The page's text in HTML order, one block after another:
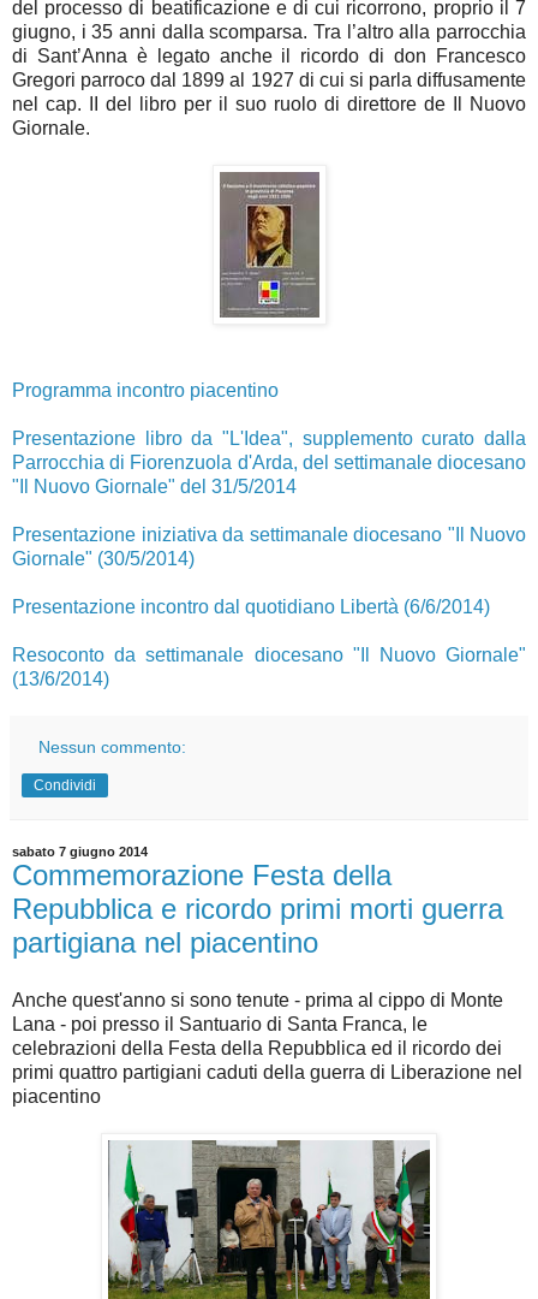
del processo di beatificazione e di cui ricorrono, proprio il 7
giugno, i 35 anni dalla scomparsa. Tra l’altro alla parrocchia
di Sant’Anna è legato anche il ricordo di don Francesco
Gregori parroco dal 1899 al 1927 di cui si parla diffusamente
nel cap. II del libro per il suo ruolo di direttore de Il Nuovo
Giornale.
Programma incontro piacentino
Presentazione libro da "L'Idea", supplemento curato dalla
Parrocchia di Fiorenzuola d'Arda, del settimanale diocesano
"Il Nuovo Giornale" del 31/5/2014
Presentazione iniziativa da settimanale diocesano "Il Nuovo
Giornale" (30/5/2014)
Presentazione incontro dal quotidiano Libertà (6/6/2014)
Resoconto da settimanale diocesano "Il Nuovo Giornale"
(13/6/2014)
Nessun commento:
Condividi
sabato 7 giugno 2014
Commemorazione Festa della
Repubblica e ricordo primi morti guerra
partigiana nel piacentino
Anche quest'anno si sono tenute - prima al cippo di Monte
Lana - poi presso il Santuario di Santa Franca, le
celebrazioni della Festa della Repubblica ed il ricordo dei
primi quattro partigiani caduti della guerra di Liberazione nel
piacentino